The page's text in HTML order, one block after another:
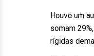
Houve um
somam
rígidas